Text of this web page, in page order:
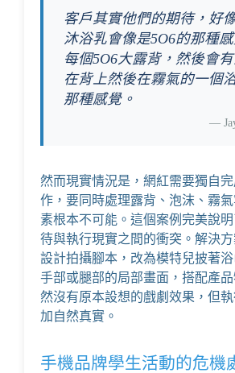
客戶其實他們的期待，好
沐浴乳會像是5O6的那種感
每個5O6大露背，然後會
在背上然後在霧氣的一個
那種感覺。
—
然而現實情況是，網紅需要獨自
作，要同時處理露背、泡沫、霧
素根本不可能。這個案例完美說
待與執行現實之間的衝突。解決
設計拍攝腳本，改為模特兒披著
手部或腿部的局部畫面，搭配產
然沒有原本設想的戲劇效果，但
加自然真實。
手機品牌學生活動的危機